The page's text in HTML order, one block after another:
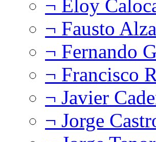
¬ Eloy
¬ Fausto
¬ Fernando
¬ Francisco
¬ Javier
¬ Jorge